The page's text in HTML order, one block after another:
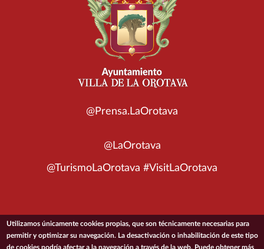
@Prensa.LaOrotava
@LaOrotava
@TurismoLaOrotava #VisitLaOrotava
© 2026 Ayuntamiento de la Villa de La Orotava
Utilizamos únicamente cookies propias, que son técnicamente necesarias para
permitir y optimizar su navegación. La desactivación o inhabilitación de este tipo
de cookies podría afectar a la navegación a través de la web. Puede obtener más